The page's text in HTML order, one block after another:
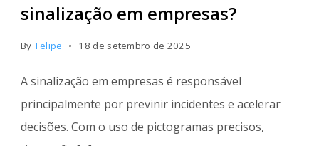
sinalização em empresas?
By Felipe 18 de setembro de 2025
A sinalização em empresas é responsável
principalmente por previnir incidentes e acelerar
decisões. Com o uso de pictogramas precisos,